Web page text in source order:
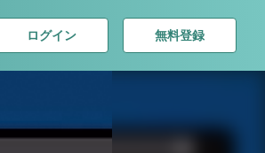
ログイン 無料登録